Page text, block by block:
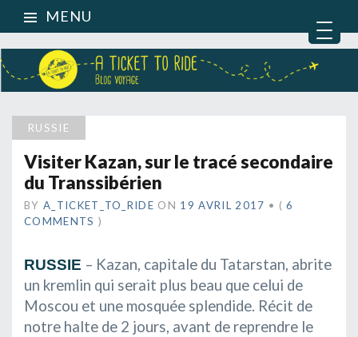
MENU
RUSSIE
Visiter Kazan, sur le tracé secondaire
du Transsibérien
BY A_TICKET_TO_RIDE ON 19 AVRIL 2017 • (6
COMMENTS )
RUSSIE – Kazan, capitale du Tatarstan, abrite
un kremlin qui serait plus beau que celui de
Moscou et une mosquée splendide. Récit de
notre halte de 2 jours, avant de reprendre le